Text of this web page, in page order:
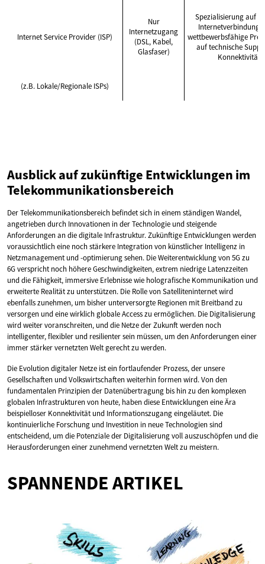
Internet Service Provider (ISP)
Nur
Internetzugang
(DSL, Kabel,
Glasfaser)
Spezialisierung auf
wettbewerbsfähige
auf technische
Konnektivität
(z.B. Lokale/Regionale ISPs)
Ausblick auf zukünftige Entwicklungen im
Telekommunikationsbereich
Der Telekommunikationsbereich befindet sich in einem ständigen Wandel,
angetrieben durch Innovationen in der Technologie und steigende
Anforderungen an die digitale Infrastruktur. Zukünftige Entwicklungen werden
voraussichtlich eine noch stärkere Integration von künstlicher Intelligenz in
Netzmanagement und -optimierung sehen. Die Weiterentwicklung von 5G zu
6G verspricht noch höhere Geschwindigkeiten, extrem niedrige Latenzzeiten
und die Fähigkeit, immersive Erlebnisse wie holografische Kommunikation und
erweiterte Realität zu unterstützen. Die Rolle von Satelliteninternet wird
ebenfalls zunehmen, um bisher unterversorgte Regionen mit Breitband zu
versorgen und eine wirklich globale Access zu ermöglichen. Die Digitalisierung
wird weiter voranschreiten, und die Netze der Zukunft werden noch
intelligenter, flexibler und resilienter sein müssen, um den Anforderungen einer
immer stärker vernetzten Welt gerecht zu werden.
Die Evolution digitaler Netze ist ein fortlaufender Prozess, der unsere
Gesellschaften und Volkswirtschaften weiterhin formen wird. Von den
fundamentalen Prinzipien der Datenübertragung bis hin zu den komplexen
globalen Infrastrukturen von heute, haben diese Entwicklungen eine Ära
beispielloser Konnektivität und Informationszugang eingeläutet. Die
kontinuierliche Forschung und Investition in neue Technologien sind
entscheidend, um die Potenziale der Digitalisierung voll auszuschöpfen und die
Herausforderungen einer zunehmend vernetzten Welt zu meistern.
SPANNENDE ARTIKEL